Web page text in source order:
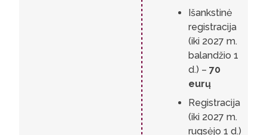
Išankstinė
registracija
(iki 2027 m.
balandžio 1
d.) – 70
eurų
Registracija
(iki 2027 m.
rugsėjo 1 d.)